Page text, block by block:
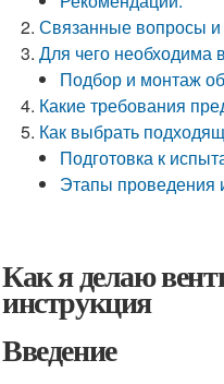
Связанные вопросы и
Для чего необходима
Подбор и монтаж
Какие требования
Как выбрать
Подготовка к
Этапы проведения
Как я делаю
инструкция
Введение